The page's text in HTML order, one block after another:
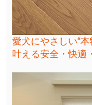
愛犬にやさしい“
叶える安全・快適